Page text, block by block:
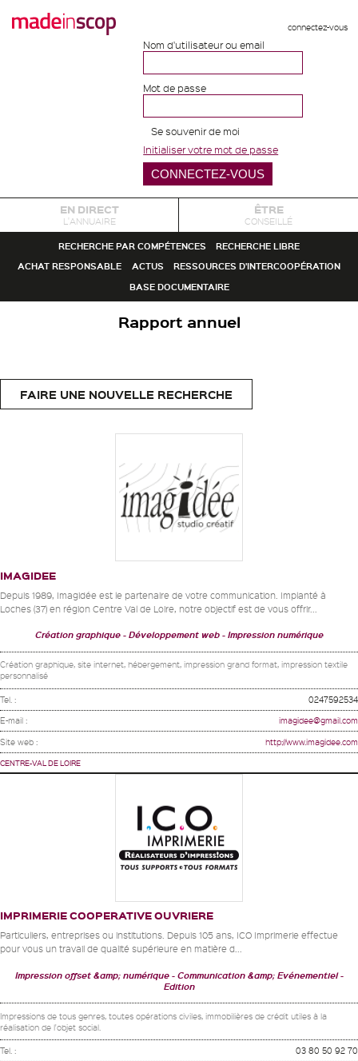
connectez-vous
Nom d'utilisateur ou email
Mot de passe
Se souvenir de moi
Initialiser votre mot de passe
EN DIRECT
L'ANNUAIRE
ÊTRE
CONSEILLÉ
RECHERCHE PAR COMPÉTENCES
RECHERCHE LIBRE
ACHAT RESPONSABLE
ACTUS
RESSOURCES D'INTERCOOPÉRATION
BASE DOCUMENTAIRE
Rapport annuel
FAIRE UNE NOUVELLE RECHERCHE
IMAGIDEE
Depuis 1989, Imagidée est le partenaire de votre communication. Implanté à
Loches (37) en région Centre Val de Loire, notre objectif est de vous offrir...
Création graphique Développement web Impression numérique
Création graphique, site internet, hébergement, impression grand format, impression textile
personnalisé
Tel. : 0247592534
E-mail : imagidee@gmail.com
Site web : http://www.imagidee.com
CENTRE-VAL DE LOIRE
IMPRIMERIE COOPERATIVE OUVRIERE
Particuliers, entreprises ou institutions. Depuis 105 ans, ICO Imprimerie effectue
pour vous un travail de qualité supérieure en matière d...
Impression offset &amp; numérique
Communication &amp; Evénementiel
Edition
Impressions de tous genres, toutes opérations civiles, immobilières de crédit utiles à la
réalisation de l'objet social.
Tel. : 03 80 50 92 70